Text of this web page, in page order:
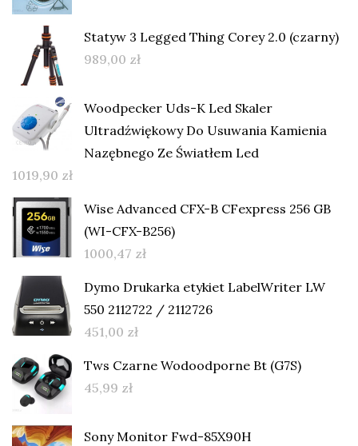
Statyw 3 Legged Thing Corey 2.0 (czarny)
989,00 zł
Woodpecker Uds-K Led Skaler
Ultradźwiękowy Do Usuwania Kamienia
Nazębnego Ze Światłem Led
1019,90 zł
Wise Advanced CFX-B CFexpress 256 GB
(WI-CFX-B256)
1000,47 zł
Dymo Drukarka etykiet LabelWriter LW
550 2112722 / 2112726
451,00 zł
Tws Czarne Wodoodporne Bt (G7S)
45,99 zł
Sony Monitor Fwd-85X90H